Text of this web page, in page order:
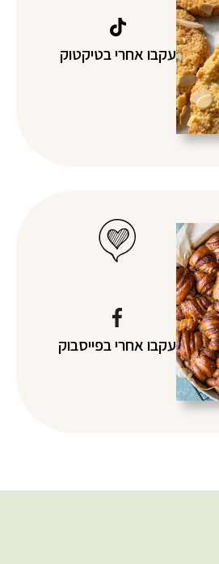
עקבו אחרי בטיקטוק
עקבו אחריבפייסבוק